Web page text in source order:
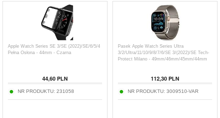
Apple Watch Series SE 3/SE (2022)/SE/6/5/4
Pełna Osłona - 44mm - Czarna
44,60 PLN
NR PRODUKTU: 231058
Pasek Apple Watch Series Ultra
3/2/Ultra/11/10/9/8/7/6/SE 3/(2022)/SE Tech-
Protect Milano - 49mm/46mm/45mm/44mm
112,30 PLN
NR PRODUKTU: 3009510-VAR